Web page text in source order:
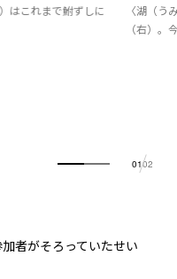
はこれまで鮒ずしに
〈湖（う
（右）。
0102
者がそろっていたせい